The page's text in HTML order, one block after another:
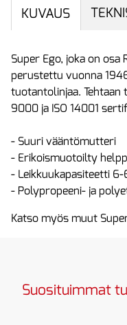
KUVAUS
Super Ego, joka on
perustettu vuonna
tuotantolinjaa. Tehtaan
9000 ja ISO 14001
- Suuri vääntömutteri
- Erikoismuotoilty
- Leikkuukapasiteetti
- Polypropeeni- ja
Katso myös muut
Suosituimmat